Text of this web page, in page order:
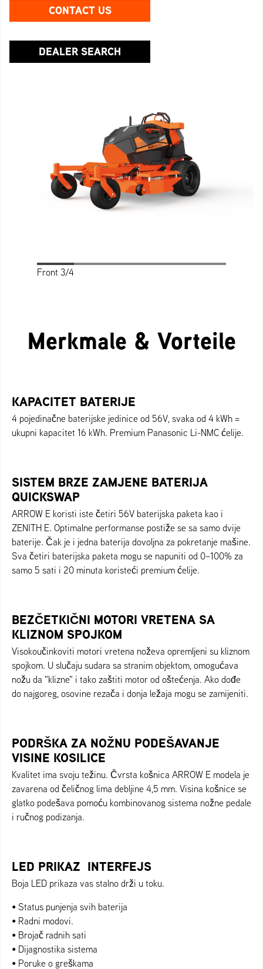
CONTACT US
DEALER SEARCH
Front 3/4
Merkmale & Vorteile
KAPACITET BATERIJE
4 pojedinačne baterijske jedinice od 56V, svaka od 4 kWh =
ukupni kapacitet 16 kWh. Premium Panasonic Li-NMC ćelije.
SISTEM BRZE ZAMJENE BATERIJA
QUICKSWAP
ARROW E koristi iste četiri 56V baterijska paketa kao i
ZENITH E. Optimalne performanse postiže se sa samo dvije
baterije. Čak je i jedna baterija dovoljna za pokretanje mašine.
Sva četiri baterijska paketa mogu se napuniti od 0–100% za
samo 5 sati i 20 minuta koristeći premium ćelije.
BEZČETKIČNI MOTORI VRETENA SA
KLIZNOM SPOJKOM
Visokoučinkoviti motori vretena noževa opremljeni su kliznom
spojkom. U slučaju sudara sa stranim objektom, omogućava
nožu da "klizne" i tako zaštiti motor od oštećenja. Ako dođe
do najgoreg, osovine rezača i donja ležaja mogu se zamijeniti.
PODRŠKA ZA NOŽNU PODEŠAVANJE
VISINE KOSILICE
Kvalitet ima svoju težinu. Čvrsta košnica ARROW E modela je
zavarena od čeličnog lima debljine 4,5 mm. Visina košnice se
glatko podešava pomoću kombinovanog sistema nožne pedale
i ručnog podizanja.
LED PRIKAZ  INTERFEJS
Boja LED prikaza vas stalno drži u toku.
• Status punjenja svih baterija
• Radni modovi.
• Brojač radnih sati
• Dijagnostika sistema
• Poruke o greškama